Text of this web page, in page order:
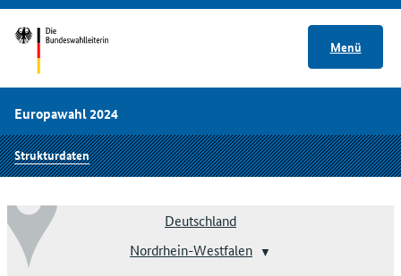
Menü
Europawahl 2024
Strukturdaten
Deutschland
Nordrhein-Westfalen